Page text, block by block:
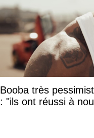
Booba très
: "ils ont réussi à